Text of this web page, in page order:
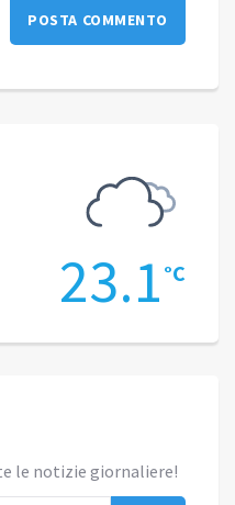
23.1 °C
le notizie giornaliere!